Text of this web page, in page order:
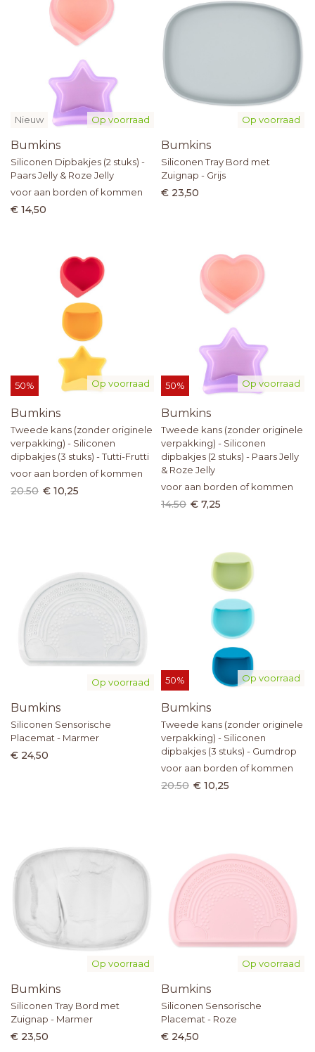
Op voorraad
Nieuw
Bumkins
Siliconen Dipbakjes (2 stuks) -
Paars Jelly & Roze Jelly
voor aan borden of kommen
€ 14,50
Op voorraad
Bumkins
Siliconen Tray Bord met
Zuignap - Grijs
€ 23,50
Op voorraad
50%
Bumkins
Tweede kans (zonder originele
verpakking) - Siliconen
dipbakjes (3 stuks) - Tutti-Frutti
voor aan borden of kommen
20.50 € 10,25
Op voorraad
50%
Bumkins
Tweede kans (zonder originele
verpakking) - Siliconen
dipbakjes (2 stuks) - Paars Jelly
& Roze Jelly
voor aan borden of kommen
14.50 € 7,25
Op voorraad
Bumkins
Siliconen Sensorische
Placemat - Marmer
€ 24,50
Op voorraad
50%
Bumkins
Tweede kans (zonder originele
verpakking) - Siliconen
dipbakjes (3 stuks) - Gumdrop
voor aan borden of kommen
20.50 € 10,25
Op voorraad
Bumkins
Siliconen Tray Bord met
Zuignap - Marmer
€ 23,50
Op voorraad
Bumkins
Siliconen Sensorische
Placemat - Roze
€ 24,50